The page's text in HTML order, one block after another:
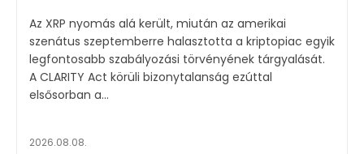
Az XRP nyomás alá került, miután az amerikai
szenátus szeptemberre halasztotta a kriptopiac egyik
legfontosabb szabályozási törvényének tárgyalását.
A CLARITY Act körüli bizonytalanság ezúttal
elsősorban a...
2026.08.08.